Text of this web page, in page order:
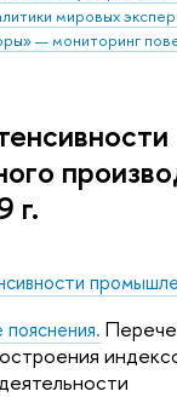
мировых
— мониторинг
г.